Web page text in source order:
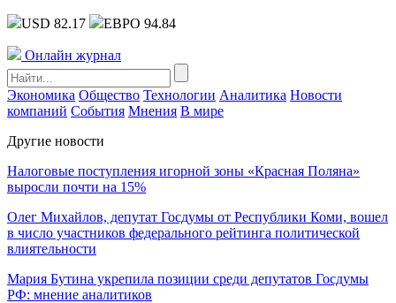
USD 82.17 ЕВРО 94.84
Онлайн журнал
Экономика Общество Технологии Аналитика Новости
компаний События Мнения В мире
Другие новости
Налоговые поступления игорной зоны «Красная Поляна»
выросли почти на 15%
Олег Михайлов, депутат Госдумы от Республики Коми, вошел
в число участников федерального рейтинга политической
влиятельности
Мария Бутина укрепила позиции среди депутатов Госдумы
РФ: мнение аналитиков